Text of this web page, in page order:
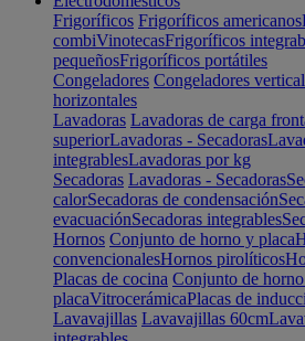
Frigoríficos Frigoríficos americanos
combiVinotecasFrigoríficos
pequeñosFrigoríficos portátiles
Congeladores Congeladores
horizontales
Lavadoras Lavadoras de carga
superiorLavadoras - Secadoras
integrablesLavadoras por kg
Secadoras Lavadoras - Secadoras
calorSecadoras de condensación
evacuaciónSecadoras integrables
Hornos Conjunto de horno y placa
convencionalesHornos pirolíticos
Placas de cocina Conjunto de
placaVitrocerámicaPlacas de
Lavavajillas Lavavajillas 60cm